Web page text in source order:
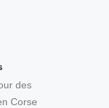
des
Corse